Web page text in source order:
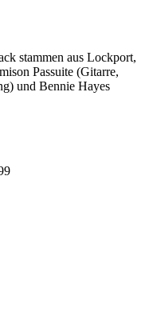
stammen aus Lockport,
Passuite (Gitarre,
und Bennie Hayes